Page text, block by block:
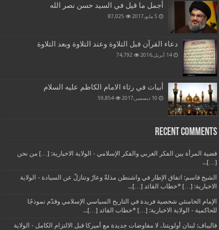
أجمل ما قيل في السيد حسن نصر الله
5 مايو,2017 87,025
دعاء القرآن قبل التلاوة وعند التلاوة وبعد التلاوة
14 أبريل,2016 74,792
أبيات في رثاء الامام الكاظم عليه السلام
10 ديسمبر,2017 59,854
Recent Comments
قضية المرأة بين الفكر الغربي والفكر الإسلامي - الولاية الاخبارية: […] من نحن
[…]...
الشيخ قاسم: اتفاق الإطار في واشنطن مذلةٌ وعارٌ وتنازلٌ عن السيادة - الولاية
الاخبارية: […] *خطاب القائد […]...
الإمام الخامنئي شخصية فريدة في التاريخ السياسي الإسلامي وقدّم نموذجًا
للحاكمية - الولاية الاخبارية: […] *خطاب القائد […]...
قاليباف: لبنان أولويتنا.. لا مفاوضات جديدة مع أميركا قبل الالتزام الكامل - الولاية